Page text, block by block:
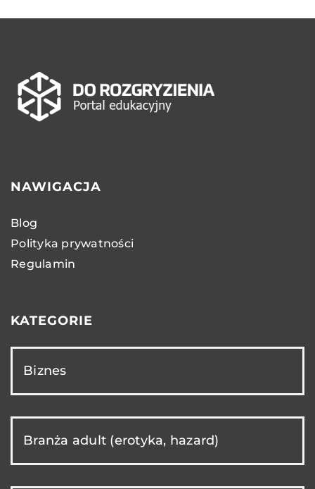
NAWIGACJA
Blog
Polityka prywatności
Regulamin
KATEGORIE
Biznes
Branża adult (erotyka, hazard)